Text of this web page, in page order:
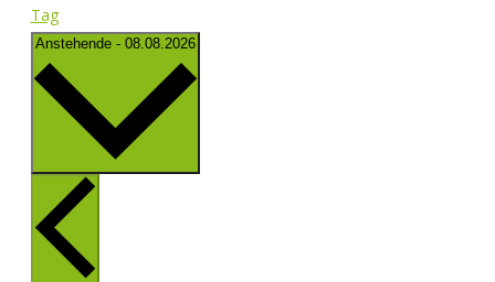
Tag
Anstehende - 08.08.2026